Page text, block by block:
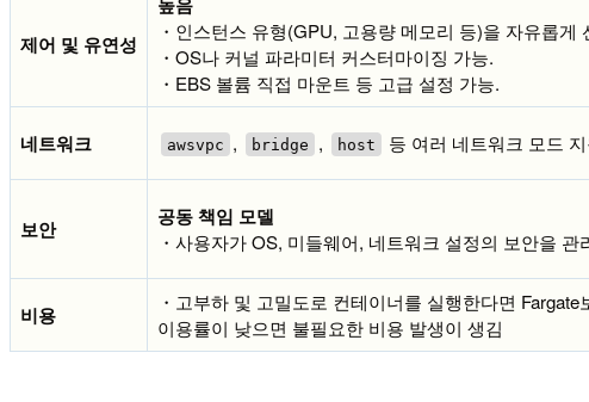
제어 및 유연성
・인스턴스 유형(GPU, 고용량 메모리 등)을 자유롭게
・OS나 커널 파라미터 커스터마이징 가능.
・EBS 볼륨 직접 마운트 등 고급 설정 가능.
네트워크 awsvpc , bridge , host 등 여러 네트워크 모드
보안 공동 책임 모델
・사용자가 OS, 미들웨어, 네트워크 설정의 보안을 관
비용
・고부하 및 고밀도로 컨테이너를 실행한다면
이용률이 낮으면 불필요한 비용 발생이 생김